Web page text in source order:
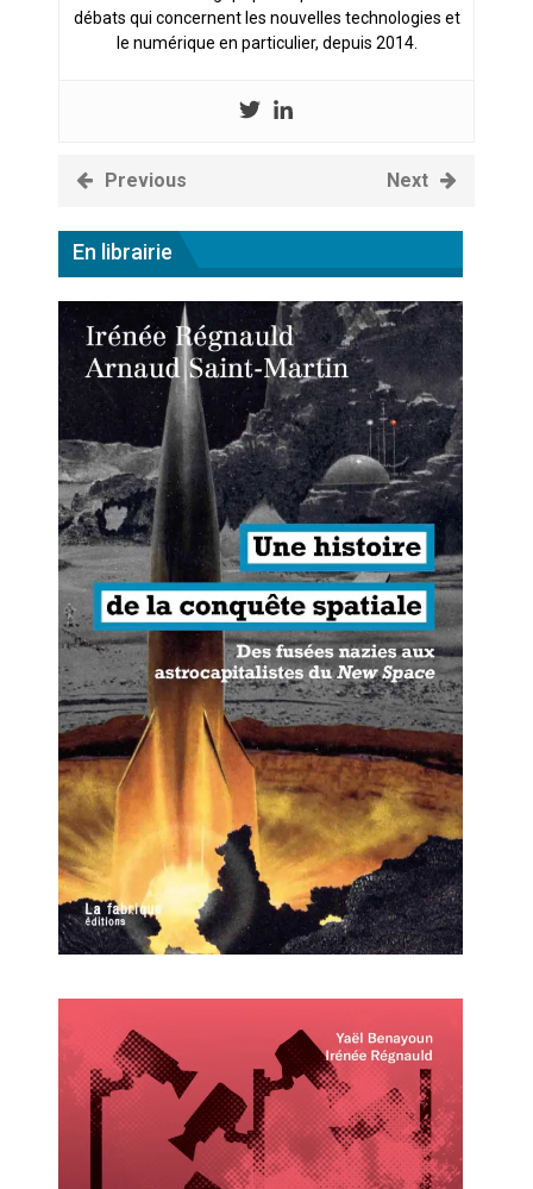
crypto-spatial
débats qui concernent les nouvelles technologies et
le numérique en particulier, depuis 2014.
Previous Next
En librairie